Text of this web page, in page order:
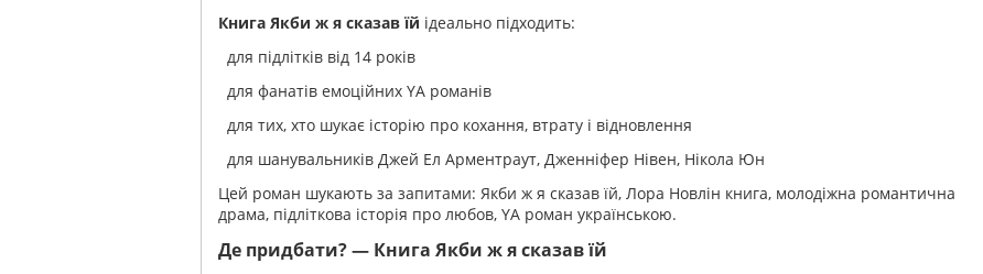
Книга Якби ж я сказав їй ідеально підходить:
для підлітків від 14 років
для фанатів емоційних YA романів
для тих, хто шукає історію про кохання, втрату і відновлення
для шанувальників Джей Ел Арментраут, Дженніфер Нівен, Нікола Юн
Цей роман шукають за запитами: Якби ж я сказав їй, Лора Новлін книга, молодіжна романтична
драма, підліткова історія про любов, YA роман українською.
Де придбати? — Книга Якби ж я сказав їй